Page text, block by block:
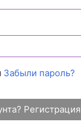
Забыли пароль?
Регистрация